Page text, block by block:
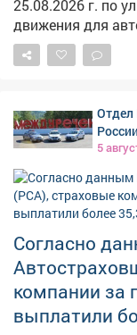
25.08.2026 г. по
движения для
маршруты
время на дорогу
5
Согласно
компании за
выплатили